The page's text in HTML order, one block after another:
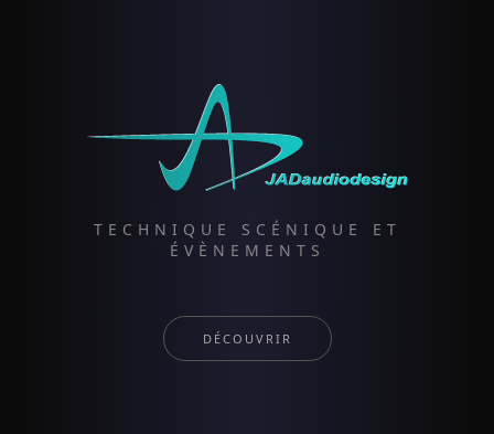
TECHNIQUE SCÉNIQUE ET
ÉVÈNEMENTS
DÉCOUVRIR